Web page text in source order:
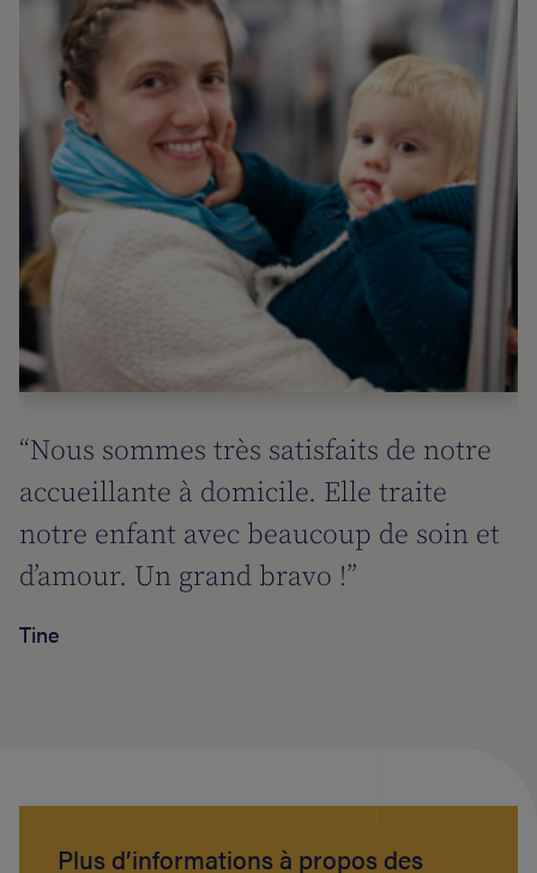
“Nous sommes très satisfaits de notre
accueillante à domicile. Elle traite
notre enfant avec beaucoup de soin et
d’amour. Un grand bravo !”
Tine
Plus d’informations à propos des